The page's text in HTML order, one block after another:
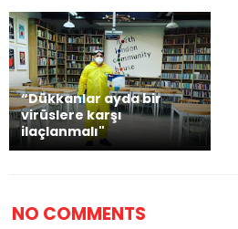
“Dükkanlar ayda bir
virüslere karşı
ilaçlanmalı"
NO COMMENTS